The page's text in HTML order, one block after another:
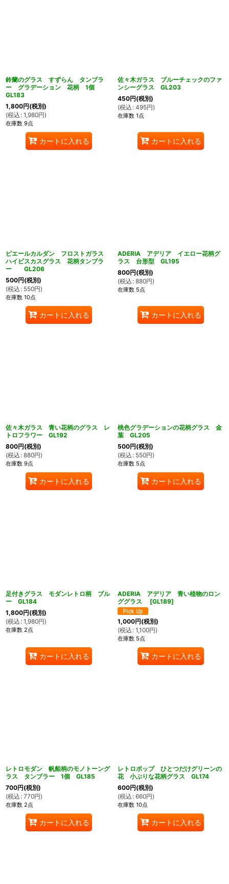
鈴蘭のグラス すずらん タンブラ
ー グラデーション 花柄 1個
GL183
1,800円(税別)
(税込 : 1,980円)
在庫数 9点
カートに入れる
佐々木ガラス ブルーチェックのファ
ンシーグラス GL203
450円(税別)
(税込 : 495円)
在庫数 1点
カートに入れる
ピエールカルダン フロストガラス
ハイビスカスグラス 花柄タンブラ
ー GL206
500円(税別)
(税込 : 550円)
在庫数 10点
カートに入れる
ADERIA アデリア イエロー花柄グ
ラス 台形型 GL195
800円(税別)
(税込 : 880円)
在庫数 5点
カートに入れる
佐々木ガラス 青い花柄のグラス レ
トロフラワー GL192
800円(税別)
(税込 : 880円)
在庫数 9点
カートに入れる
桃色グラデーションの花柄グラス 金
葉 GL205
500円(税別)
(税込 : 550円)
在庫数 5点
カートに入れる
足付きグラス モダンレトロ柄 ブル
ー GL184
1,800円(税別)
(税込 : 1,980円)
在庫数 2点
カートに入れる
ADERIA アデリア 青い植物のロン
ググラス
[GL189]
1,000円(税別)
(税込 : 1,100円)
在庫数 5点
カートに入れる
レトロモダン 帆船柄のモノトーング
ラス タンブラー 1個 GL185
700円(税別)
(税込 : 770円)
在庫数 2点
カートに入れる
レトロポップ ひとつだけグリーンの
花 小ぶりな花柄グラス GL174
600円(税別)
(税込 : 660円)
在庫数 10点
カートに入れる